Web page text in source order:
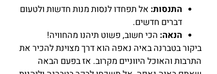
התנסות: אל תפחדו לנסות מנות חדשות ולטעום
דברים חדשים.
הנאה: הכי חשוב, פשוט תיהנו מהחוויה!
ביקור בטברנה באיה נאפה הוא דרך מצוינת להכיר את
התרבות והאוכל היווניים מקרוב. אז בפעם הבאה